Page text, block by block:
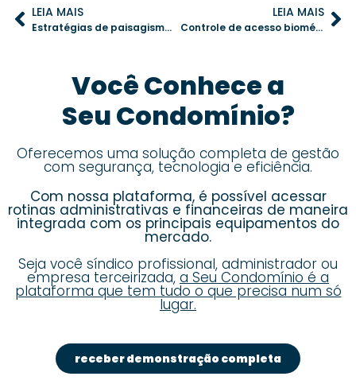
LEIA MAIS
Estratégias de paisagismo sustentável para reduzir o consumo de água no condomínio
LEIA MAIS
Controle de acesso biométrico: mais segurança e praticidade para condomínios
Você Conhece a
Seu Condomínio?
Oferecemos uma solução completa de gestão
com segurança, tecnologia e eficiência.
Com nossa plataforma, é possível acessar
rotinas administrativas e financeiras de maneira
integrada com os principais equipamentos do
mercado.
Seja você síndico profissional, administrador ou
empresa terceirizada, a Seu Condomínio é a
plataforma que tem tudo o que precisa num só
lugar.
receber demonstração completa